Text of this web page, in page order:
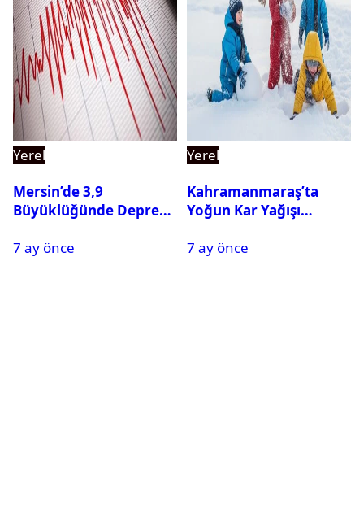
Yerel
Mersin’de 3,9
Büyüklüğünde Deprem
7 ay önce
Yerel
Kahramanmaraş’ta
Yoğun Kar Yağışı
Tatil
7 ay önce